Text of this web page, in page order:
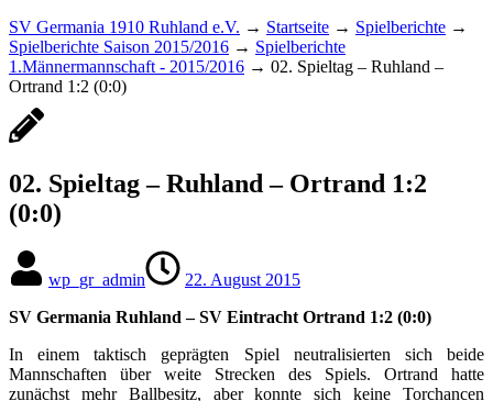
SV Germania 1910 Ruhland e.V. → Startseite → Spielberichte →
Spielberichte Saison 2015/2016 → Spielberichte
1.Männermannschaft - 2015/2016 → 02. Spieltag – Ruhland –
Ortrand 1:2 (0:0)
02. Spieltag – Ruhland – Ortrand 1:2
(0:0)
wp_gr_admin
22. August 2015
SV Germania Ruhland – SV Eintracht Ortrand 1:2 (0:0)
In einem taktisch geprägten Spiel neutralisierten sich beide
Mannschaften über weite Strecken des Spiels. Ortrand hatte
zunächst mehr Ballbesitz, aber konnte sich keine Torchancen